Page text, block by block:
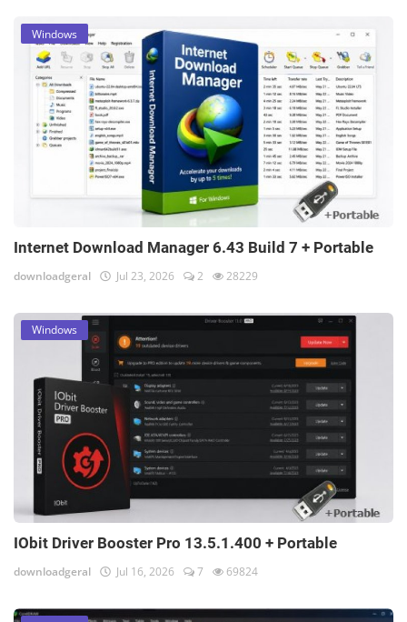
Windows
Internet Download Manager 6.43 Build 7 + Portable
downloadgeral Jul 23, 2026 2 28229
Windows
IObit Driver Booster Pro 13.5.1.400 + Portable
downloadgeral Jul 16, 2026 7 69824